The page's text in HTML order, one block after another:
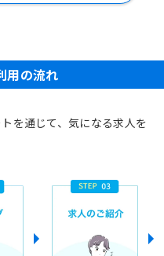
用の流れ
を通じて、気になる求人を